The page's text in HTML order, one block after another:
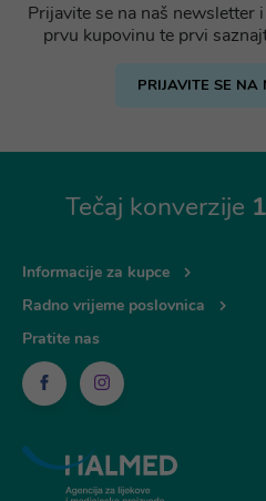
Prijavite se na naš
prvu kupovinu te prvi
PRIJAVITE SE NA
Tečaj konverzije
Informacije za kupce
Radno vrijeme poslovnica
Pratite nas